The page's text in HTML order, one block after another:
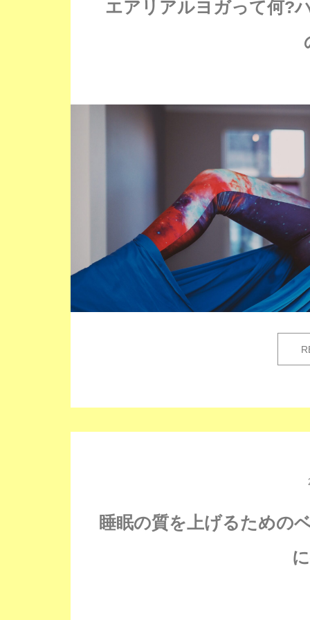
エアリアルヨガって何?
睡眠の質を上げるための